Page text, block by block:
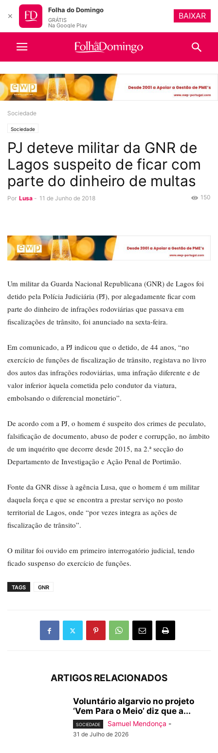
Sociedade
Sociedade
PJ deteve militar da GNR de
Lagos suspeito de ficar com
parte do dinheiro de multas
Por Lusa - 11 de Junho de 2018 150
Um militar da Guarda Nacional Republicana (GNR) de Lagos foi
detido pela Polícia Judiciária (PJ), por alegadamente ficar com
parte do dinheiro de infrações rodoviárias que passava em
fiscalizações de trânsito, foi anunciado na sexta-feira.
Em comunicado, a PJ indicou que o detido, de 44 anos, “no
exercício de funções de fiscalização de trânsito, registava no livro
dos autos das infrações rodoviárias, uma infração diferente e de
valor inferior àquela cometida pelo condutor da viatura,
embolsando o diferencial monetário”.
De acordo com a PJ, o homem é suspeito dos crimes de peculato,
falsificação de documento, abuso de poder e corrupção, no âmbito
de um inquérito que decorre desde 2015, na 2.ª secção do
Departamento de Investigação e Ação Penal de Portimão.
Fonte da GNR disse à agência Lusa, que o homem é um militar
daquela força e que se encontra a prestar serviço no posto
territorial de Lagos, onde “por vezes integra as ações de
fiscalização de trânsito”.
O militar foi ouvido em primeiro interrogatório judicial, tendo
ficado suspenso do exercício de funções.
TAGS GNR
ARTIGOS RELACIONADOS
Voluntário algarvio no projeto
‘Vem Para o Meio’ diz que a...
SOCIEDADE Samuel Mendonça -
31 de Julho de 2026
✕
Folha do Domingo
GRÁTIS
Na Google Play
BAIXAR